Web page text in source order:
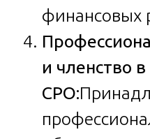
финансовых
и членство в
СРО: